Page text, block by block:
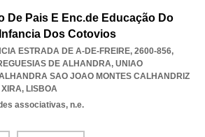
De Pais E Enc.de Educação Do
Dos Cotovios
ESTRADA DE A-DE-FREIRE, 2600-856,
DE ALHANDRA, UNIAO
SAO JOAO MONTES CALHANDRIZ
, LISBOA
associativas, n.e.